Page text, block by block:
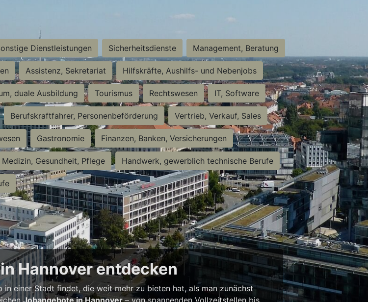
Dienstleistungen Sicherheitsdienste Management, Beratung
Assistenz, Sekretariat Hilfskräfte, Aushilfs- und Nebenjobs
duale Ausbildung Tourismus Rechtswesen IT, Software
Berufskraftfahrer, Personenbeförderung Vertrieb, Verkauf, Sales
Gastronomie Finanzen, Banken, Versicherungen
Medizin, Gesundheit, Pflege Handwerk, gewerblich technische Berufe
Hannover entdecken
einer Stadt findet, die weit mehr zu bieten hat, als man zunächst